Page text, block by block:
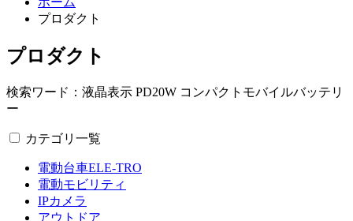
プロダクト
プロダクト
検索ワード：液晶表示 PD20W コンパクトモバイルバッテリ
ー
カテゴリ一覧
電動台車ELE-TRO
電動モビリティ
IPカメラ
アウトドア